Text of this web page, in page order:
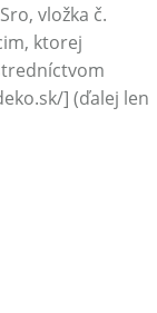
vložka č.
ktorej
] (ďalej len